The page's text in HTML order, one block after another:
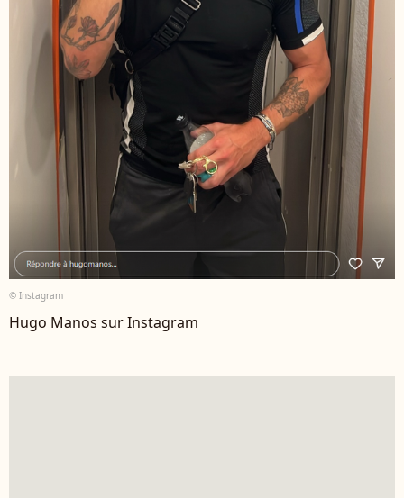
© Instagram
Hugo Manos sur Instagram